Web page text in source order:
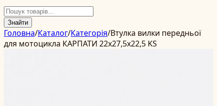
Знайти
Головна/Каталог/Категорія/Втулка вилки передньої
для мотоцикла КАРПАТИ 22x27,5x22,5 KS